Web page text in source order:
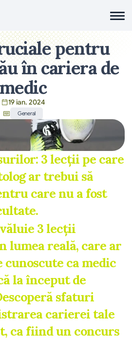
pentru
în cariera de
medic
19 ian. 2024
General
3 lecții pe care
ar trebui să
care nu a fost
3 lecții
lumea reală, care ar
ca medic
la început de
sfaturi
carierei tale
ca fiind un concurs